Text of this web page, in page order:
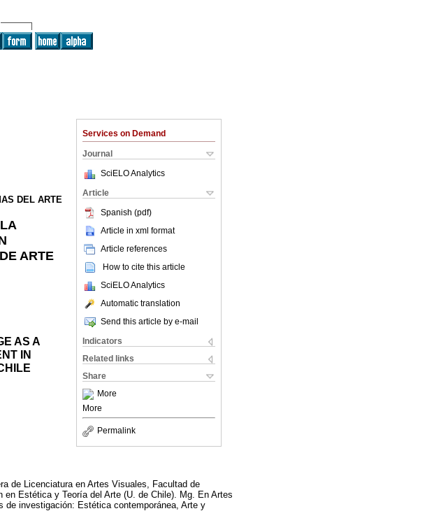
Services on Demand
Journal
SciELO Analytics
Article
Spanish (pdf)
Article in xml format
Article references
How to cite this article
SciELO Analytics
Automatic translation
Send this article by e-mail
Indicators
Related links
Share
More
More
Permalink
DEL ARTE
ARTE
AS A
IN
de Licenciatura en Artes Visuales, Facultad de
Estética y Teoría del Arte (U. de Chile). Mg. En Artes
de investigación: Estética contemporánea, Arte y